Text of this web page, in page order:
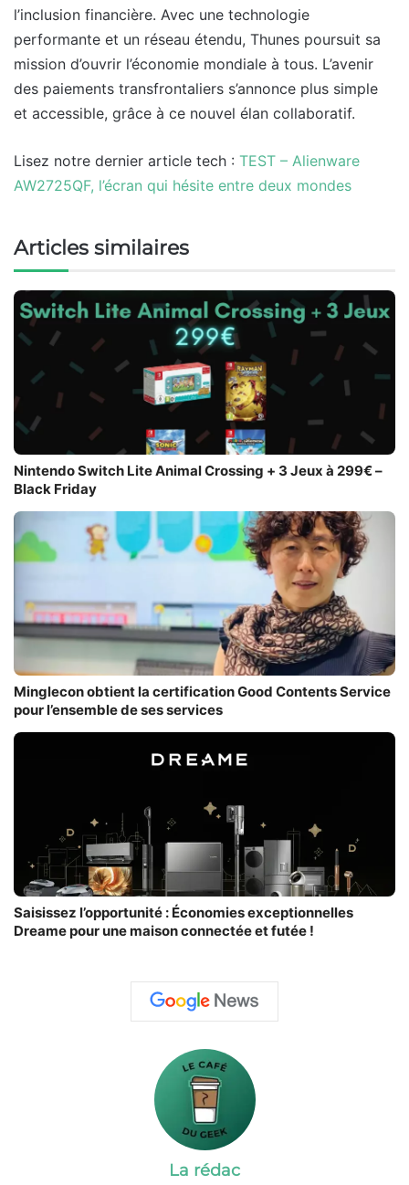
l’inclusion financière. Avec une technologie
performante et un réseau étendu, Thunes poursuit sa
mission d’ouvrir l’économie mondiale à tous. L’avenir
des paiements transfrontaliers s’annonce plus simple
et accessible, grâce à ce nouvel élan collaboratif.
Lisez notre dernier article tech : TEST – Alienware
AW2725QF, l’écran qui hésite entre deux mondes
Articles similaires
Nintendo Switch Lite Animal Crossing + 3 Jeux à 299€ –
Black Friday
Minglecon obtient la certification Good Contents Service
pour l’ensemble de ses services
Saisissez l’opportunité : Économies exceptionnelles
Dreame pour une maison connectée et futée !
La rédac